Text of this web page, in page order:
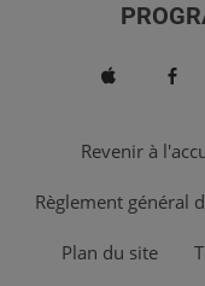
Revenir à
Règlement général
Plan du site